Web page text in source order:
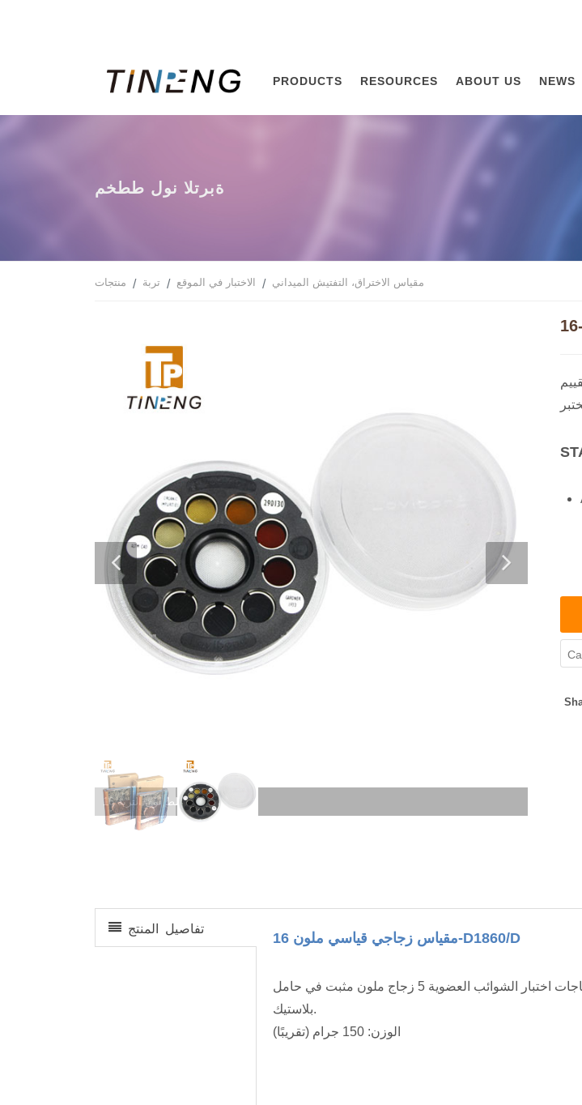
PRODUCTS RESOURCES ABOUT US NEWS
مخطط لون التربة
منتجات تربة الاختبار في الموقع مقياس الاختراق، التفتيش الميداني
مخطط لون التربة 16-D1860/B
تفاصيل المنتج
مقياس زجاجي قياسي ملون 16-D1860/D
يستخدم لتقدير الشوائب العضوية في الركام الناعم بالطريقة اللونية مع زجاجات اختبار الشوائب العضوية 5 زجاج ملون مثبت في حامل
بلاستيك.
الوزن: 150 جرام (تقريبًا)